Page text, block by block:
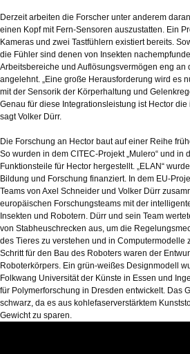
Derzeit arbeiten die Forscher unter anderem
einen Kopf mit Fern-Sensoren auszustatten. Ein
Kameras und zwei Tastfühlern existiert bereits.
die Fühler sind denen von Insekten
Arbeitsbereiche und Auflösungsvermögen eng an
angelehnt. „Eine große Herausforderung wird es
mit der Sensorik der Körperhaltung und
Genau für diese Integrationsleistung ist Hector die
sagt Volker Dürr.
Die Forschung an Hector baut auf einer Reihe
So wurden in dem CITEC-Projekt „Mulero“ und in
Funktionsteile für Hector hergestellt. „ELAN“
Bildung und Forschung finanziert. In dem EU-
Teams von Axel Schneider und Volker Dürr
europäischen Forschungsteams mit der
Insekten und Robotern. Dürr und sein Team
von Stabheuschrecken aus, um die
des Tieres zu verstehen und in Computermodelle
Schritt für den Bau des Roboters waren der
Roboterkörpers. Ein grün-weißes Designmodell
Folkwang Universität der Künste in Essen und
für Polymerforschung in Dresden entwickelt. Das
schwarz, da es aus kohlefaserverstärktem
Gewicht zu sparen.